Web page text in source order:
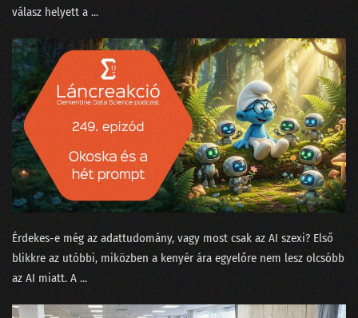
074 - Lesz-e vihar a meteorológiában?
073 - Meddig lesz még a focilabda gömbölyű?
072 - Gloria in Excel
071 - Ada Lovelace, az első programozó nő
070 - Történetmesélés adatvizualizációval
069 - Mekkora az adatértés minimuma?
068 - Gépi tanulás a kiállítóteremben
067 - Mókusvakítás-e a hiperperszonalizáció?
065 - MNB Fintech jelentés
válasz helyett a ...
Érdekes-e még az adattudomány, vagy most csak az AI szexi? Első
blikkre az utóbbi, miközben a kenyér ára egyelőre nem lesz olcsóbb
az AI miatt. A ...